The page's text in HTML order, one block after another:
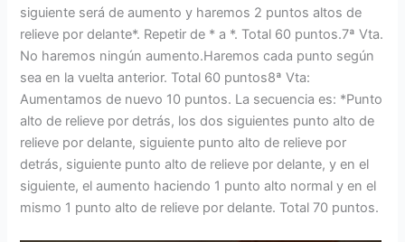
siguiente será de aumento y haremos 2 puntos altos de
relieve por delante*. Repetir de * a *. Total 60 puntos.7ª Vta.
No haremos ningún aumento.Haremos cada punto según
sea en la vuelta anterior. Total 60 puntos8ª Vta:
Aumentamos de nuevo 10 puntos. La secuencia es: *Punto
alto de relieve por detrás, los dos siguientes punto alto de
relieve por delante, siguiente punto alto de relieve por
detrás, siguiente punto alto de relieve por delante, y en el
siguiente, el aumento haciendo 1 punto alto normal y en el
mismo 1 punto alto de relieve por delante. Total 70 puntos.